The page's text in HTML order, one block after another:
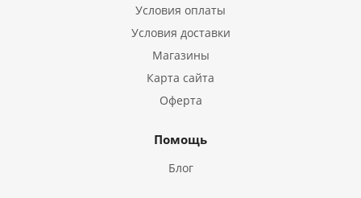
Условия оплаты
Условия доставки
Магазины
Карта сайта
Оферта
Помощь
Блог